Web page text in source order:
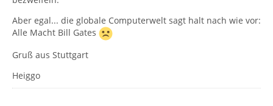
Aber egal... die globale Computerwelt sagt halt nach wie vor:
Alle Macht Bill Gates
Gruß aus Stuttgart
Heiggo